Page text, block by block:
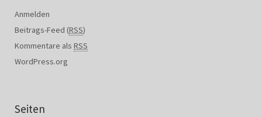
Anmelden
Beitrags-Feed (RSS)
Kommentare als RSS
WordPress.org
Seiten